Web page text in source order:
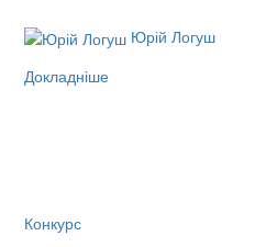
Юрій Логуш
Докладніше
Конкурс